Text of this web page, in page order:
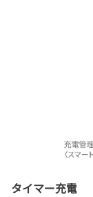
タイマー充電